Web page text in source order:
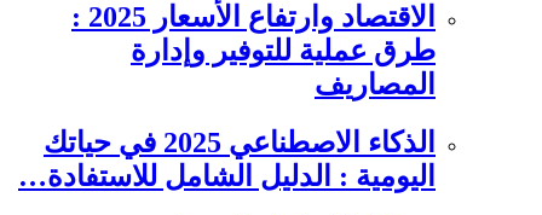
الاقتصاد وارتفاع الأسعار 2025 :
طرق عملية للتوفير وإدارة
المصاريف
الذكاء الاصطناعي 2025 في حياتك
اليومية : الدليل الشامل للاستفادة…